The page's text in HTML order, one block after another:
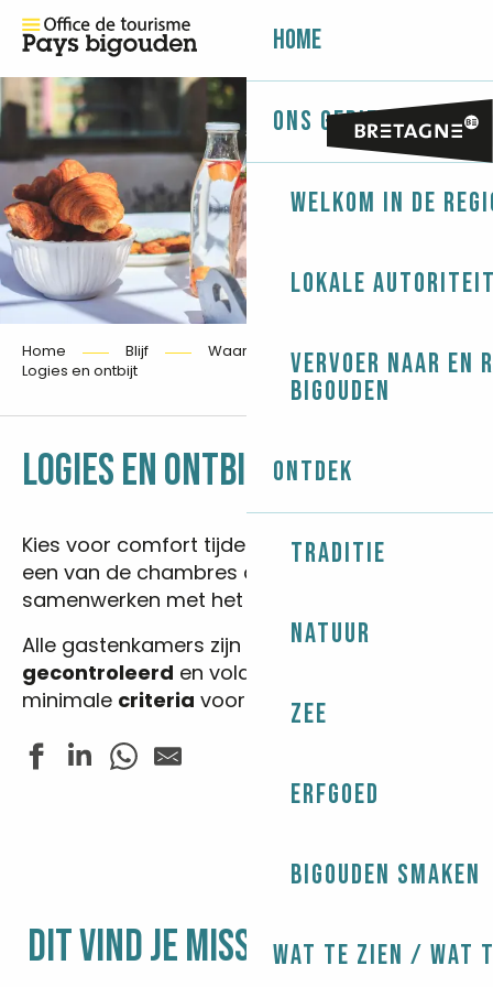
Home
Ons gebied
Welkom in de
Lokale
Vervoer naar en
Bigouden
Ontdek
Traditie
Natuur
Zee
Erfgoed
Bigouden smaken
Wat te zien / Wat
Home Blijf
Waar moet ik slapen?
Logies en ontbijt
LOGIES EN ONTBIJTAjouter aux
Kies voor comfort tijdens je vakantie door
een van de chambres d’hôtes te boeken die
samenwerken met het toeristenbureau.
Alle gastenkamers zijn door onsbezocht
gecontroleerd en voldoen dus aan de
minimale criteria voor comfort en uitrusting.
BALADE A KÉRITY
NICOLE Philippe - Comme à la BreiZHon
DIT VIND JE MISSCHIEN OOK LEUK